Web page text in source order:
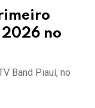
no
Band Piauí, no